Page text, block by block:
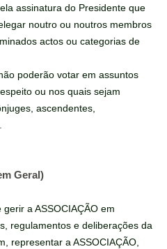
assinatura do Presidente que
noutro ou noutros membros
actos ou categorias de
poderão votar em assuntos
ou nos quais sejam
ascendentes,
Geral)
a ASSOCIAÇÃO em
regulamentos e deliberações da
representar a ASSOCIAÇÃO,